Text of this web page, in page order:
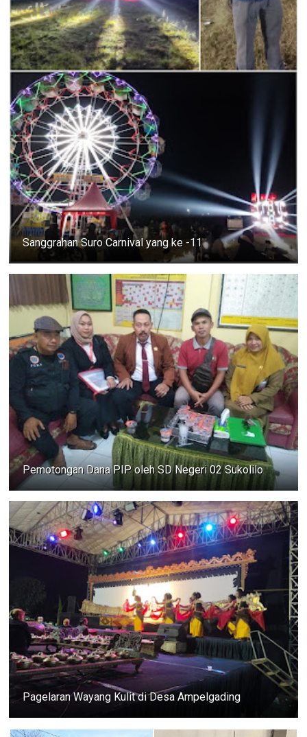
Sanggrahan Suro Carnival yang ke -11
Pemotongan Dana PIP oleh SD Negeri 02 Sukolilo
Pagelaran Wayang Kulit di Desa Ampelgading